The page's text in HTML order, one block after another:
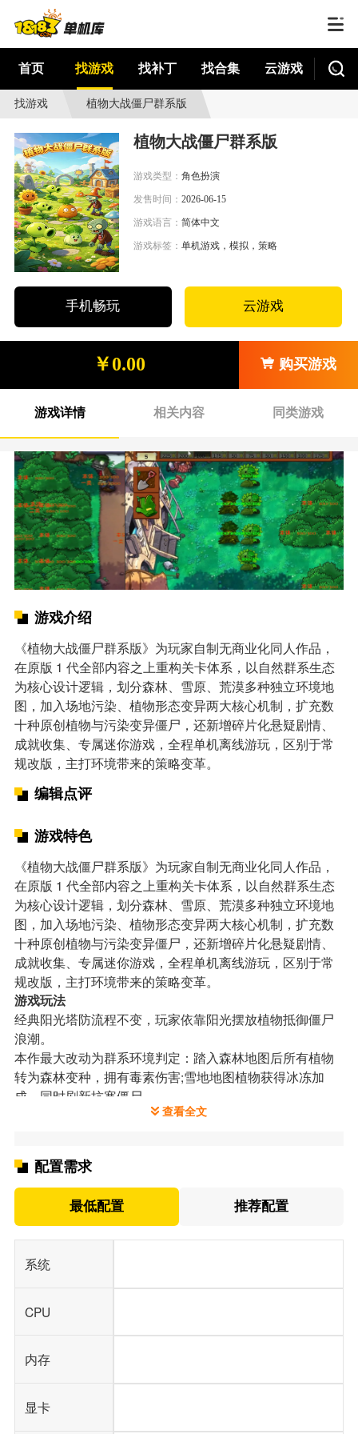
首页 找游戏 找补丁 找合集 云游戏
找游戏 植物大战僵尸群系版
植物大战僵尸群系版
游戏类型：角色扮演
发售时间：2026-06-15
游戏语言：简体中文
游戏标签：单机游戏，模拟，策略
手机畅玩 云游戏
￥0.00 购买游戏
游戏详情 相关内容 同类游戏
游戏介绍
《植物大战僵尸群系版》为玩家自制无商业化同人作品，
在原版 1 代全部内容之上重构关卡体系，以自然群系生态
为核心设计逻辑，划分森林、雪原、荒漠多种独立环境地
图，加入场地污染、植物形态变异两大核心机制，扩充数
十种原创植物与污染变异僵尸，还新增碎片化悬疑剧情、
成就收集、专属迷你游戏，全程单机离线游玩，区别于常
规改版，主打环境带来的策略变革。
编辑点评
游戏特色
《植物大战僵尸群系版》为玩家自制无商业化同人作品，
在原版 1 代全部内容之上重构关卡体系，以自然群系生态
为核心设计逻辑，划分森林、雪原、荒漠多种独立环境地
图，加入场地污染、植物形态变异两大核心机制，扩充数
十种原创植物与污染变异僵尸，还新增碎片化悬疑剧情、
成就收集、专属迷你游戏，全程单机离线游玩，区别于常
规改版，主打环境带来的策略变革。
游戏玩法
经典阳光塔防流程不变，玩家依靠阳光摆放植物抵御僵尸
浪潮。
本作最大改动为群系环境判定：踏入森林地图后所有植物
转为森林变种，拥有毒素伤害;雪地地图植物获得冰冻加
成，同时刷新抗寒僵尸。
特色敌人设计丰富，森林鸡贼僵尸血量偏低时释放成群小
蚀植物血量，必须使用环境特化植物抵消 debuff。
除主线冒险外，开放无尽生存模式、五款原创迷你小游
戏，关卡间隙解锁戴夫剧情对话，收集特殊道具解锁完整
世界观剧情，所有通关进度、成就本地保存，无需网络存
查看全文
配置需求
最低配置 推荐配置
系统
CPU
内存
显卡